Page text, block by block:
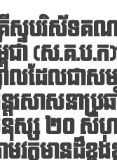
ទបរិស័ទគ
ជា​ (ស.គ.ប.
ាលដែលជា
តរសាសនាប្រ
នុស្ស​ ២០​ សី
ត្តមានដ៏ខ្ព